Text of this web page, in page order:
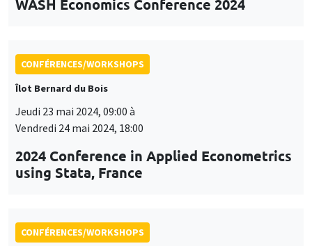
WASH Economics Conference 2024
CONFÉRENCES/WORKSHOPS
Îlot Bernard du Bois
Jeudi 23 mai 2024, 09:00 à
Vendredi 24 mai 2024, 18:00
2024 Conference in Applied Econometrics
using Stata, France
CONFÉRENCES/WORKSHOPS